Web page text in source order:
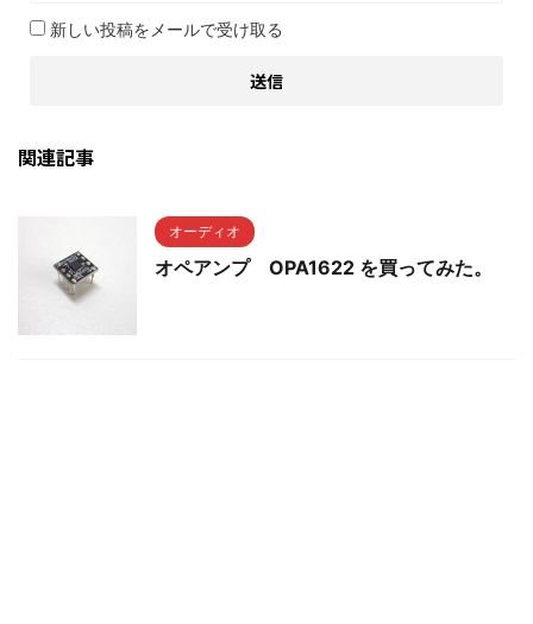
新しい投稿をメールで受け取る
関連記事
オーディオ
オペアンプ OPA1622 を買ってみた。